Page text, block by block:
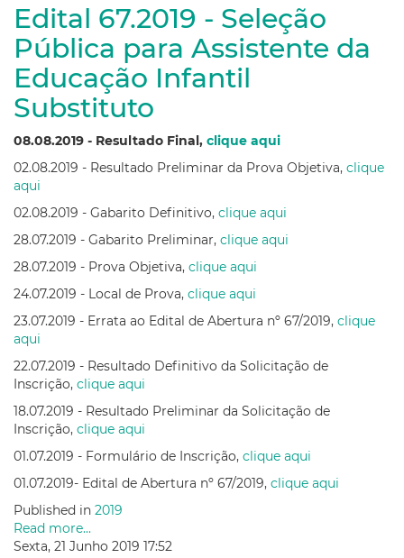
Edital 67.2019 - Seleção
Pública para Assistente da
Educação Infantil
Substituto
08.08.2019 - Resultado Final, clique aqui
02.08.2019 - Resultado Preliminar da Prova Objetiva, clique
aqui
02.08.2019 - Gabarito Definitivo, clique aqui
28.07.2019 - Gabarito Preliminar, clique aqui
28.07.2019 - Prova Objetiva, clique aqui
24.07.2019 - Local de Prova, clique aqui
23.07.2019 - Errata ao Edital de Abertura nº 67/2019, clique
aqui
22.07.2019 - Resultado Definitivo da Solicitação de
Inscrição, clique aqui
18.07.2019 - Resultado Preliminar da Solicitação de
Inscrição, clique aqui
01.07.2019 - Formulário de Inscrição, clique aqui
01.07.2019- Edital de Abertura nº 67/2019, clique aqui
Published in 2019
Read more...
Sexta, 21 Junho 2019 17:52